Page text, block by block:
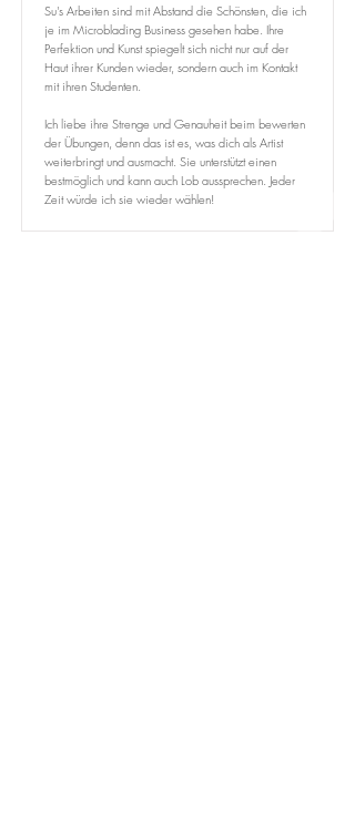
Su's Arbeiten sind mit Abstand die Schönsten, die ich
je im Microblading Business gesehen habe. Ihre
Perfektion und Kunst spiegelt sich nicht nur auf der
Haut ihrer Kunden wieder, sondern auch im Kontakt
mit ihren Studenten.
Ich liebe ihre Strenge und Genauheit beim bewerten
der Übungen, denn das ist es, was dich als Artist
weiterbringt und ausmacht. Sie unterstützt einen
bestmöglich und kann auch Lob aussprechen. Jeder
Zeit würde ich sie wieder wählen!